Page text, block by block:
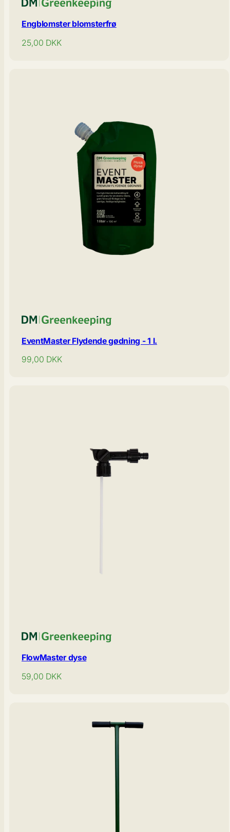
Engblomster blomsterfrø
Normal
25,00 DKK
EventMaster Flydende gødning - 1 l.
Normal
99,00 DKK
FlowMaster dyse
Normal
59,00 DKK